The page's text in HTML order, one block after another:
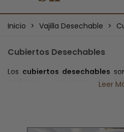
Inicio > Vajilla Desechable >
Cubiertos Desechables
Los cubiertos desechables
podemos encontrar de
puedes encontrar en
Leer